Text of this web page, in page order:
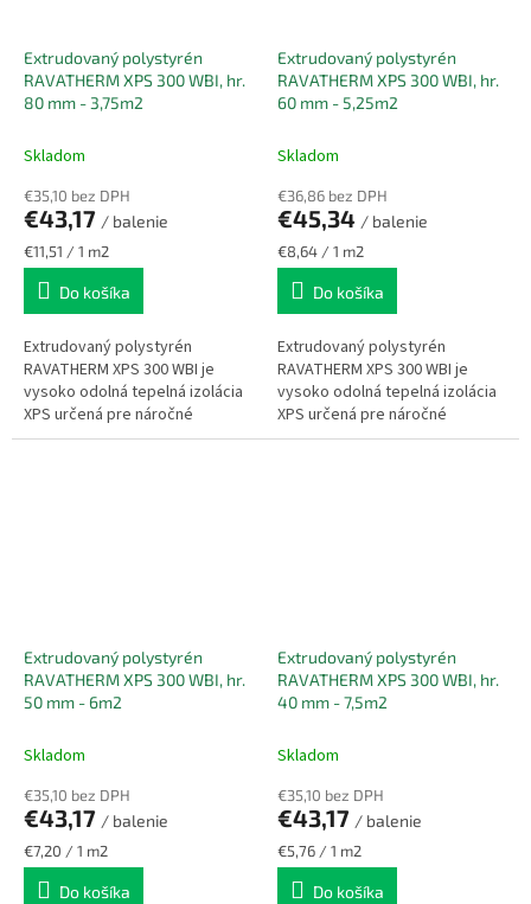
Extrudovaný polystyrén
RAVATHERM XPS 300 WBI, hr.
80 mm - 3,75m2
Skladom
€35,10 bez DPH
€43,17 / balenie
Jednotková
cena:
€11,51 / 1 m2
Do košíka
Extrudovaný polystyrén
RAVATHERM XPS 300 WBI je
vysoko odolná tepelná izolácia
XPS určená pre náročné
stavebné aplikácie so
Extrudovaný polystyrén
RAVATHERM XPS 300 WBI, hr.
60 mm - 5,25m2
Skladom
€36,86 bez DPH
€45,34 / balenie
Jednotková
cena:
€8,64 / 1 m2
Do košíka
Extrudovaný polystyrén
RAVATHERM XPS 300 WBI je
vysoko odolná tepelná izolácia
XPS určená pre náročné
stavebné aplikácie so
Extrudovaný polystyrén
RAVATHERM XPS 300 WBI, hr.
50 mm - 6m2
Skladom
€35,10 bez DPH
€43,17 / balenie
Jednotková
cena:
€7,20 / 1 m2
Do košíka
Extrudovaný polystyrén
RAVATHERM XPS 300 WBI, hr.
40 mm - 7,5m2
Skladom
€35,10 bez DPH
€43,17 / balenie
Jednotková
cena:
€5,76 / 1 m2
Do košíka